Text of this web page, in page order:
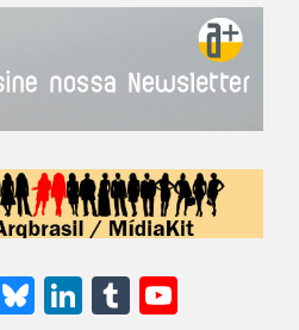
Bluesky
LinkedIn
Tumblr